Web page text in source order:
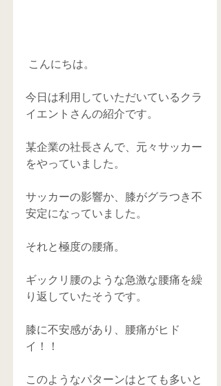
こんにちは。
今日は利用していただいているクラ
イエントさんの紹介です。
某企業の社長さんで、元々サッカー
をやっていました。
サッカーの影響か、膝がグラつき不
安定になっていました。
それと極度の腰痛。
ギックリ腰のような急激な腰痛を繰
り返していたそうです。
膝に不安感があり、腰痛がヒド
イ！！
このようなパターンはとても多いと